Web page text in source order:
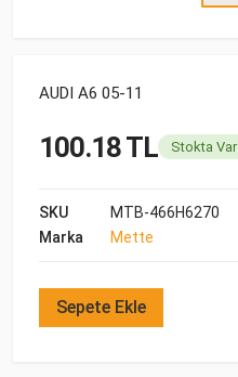
AUDI A6 05-11
100.18 TL Stokta Var
SKU
MTB-466H6270
Marka
Mette
Sepete Ekle